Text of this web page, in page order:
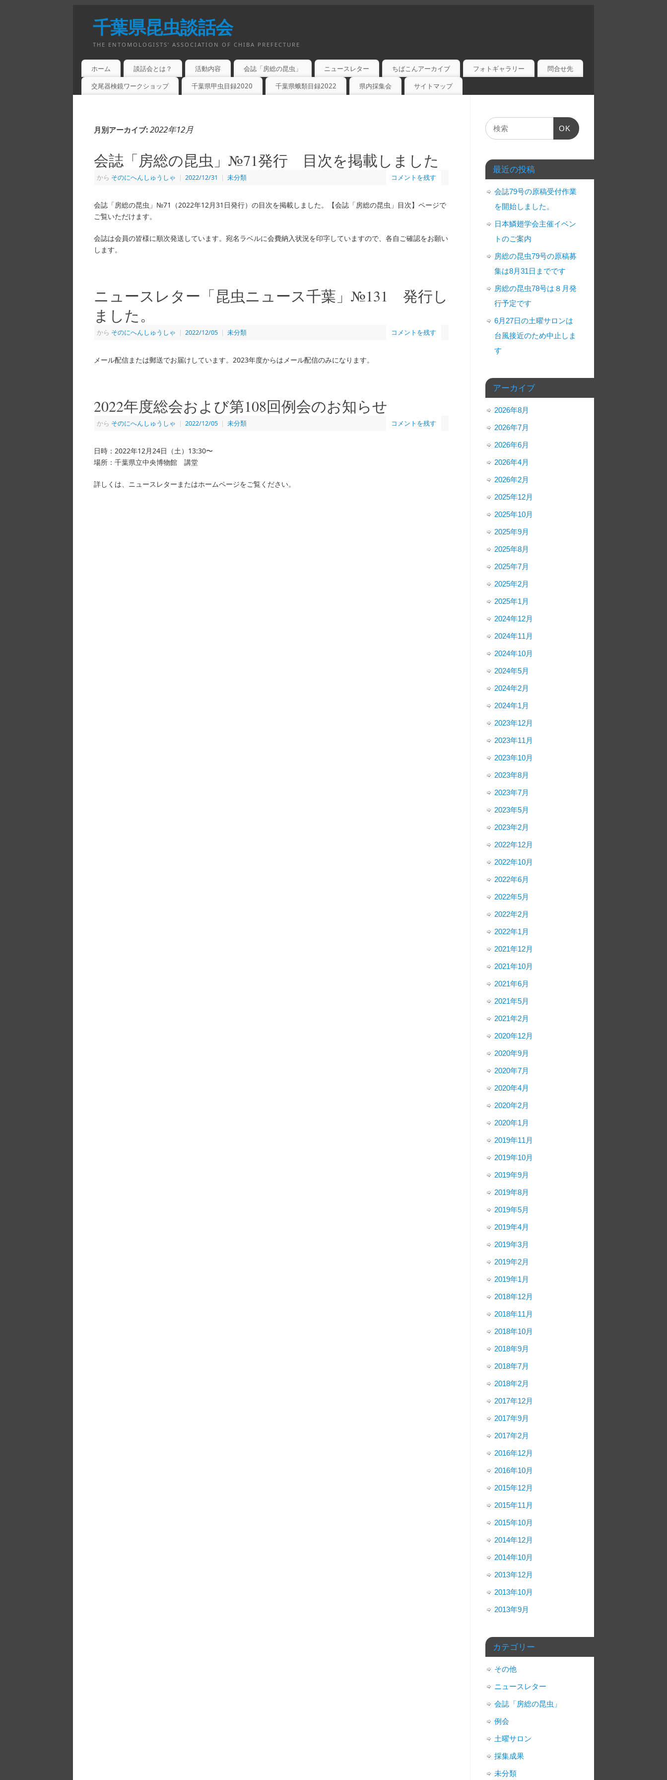
千葉県昆虫談話会
THE ENTOMOLOGISTS’ ASSOCIATION OF CHIBA PREFECTURE
ホーム 談話会とは？ 活動内容 会誌「房総の昆虫」 ニュースレター ちばこんアーカイブ フォトギャラリー
問合せ先
交尾器検鏡ワークショップ
千葉県甲虫目録2020 千葉県蛾類目録2022 県内採集会 サイトマップ
月別アーカイブ:2022年12月
会誌「房総の昆虫」№71発行 目次を掲載しました
から そのにへんしゅうしゃ | 2022/12/31 | 未分類 コメントを残す
会誌「房総の昆虫」№71（2022年12月31日発行）の目次を掲載しました。【会誌「房総の昆虫」目次】ページで
ご覧いただけます。
会誌は会員の皆様に順次発送しています。宛名ラベルに会費納入状況を印字していますので、各自ご確認をお願い
します。
ニュースレター「昆虫ニュース千葉」№131 発行し
ました。
から そのにへんしゅうしゃ | 2022/12/05 | 未分類 コメントを残す
メール配信または郵送でお届けしています。2023年度からはメール配信のみになります。
2022年度総会および第108回例会のお知らせ
から そのにへんしゅうしゃ | 2022/12/05 | 未分類 コメントを残す
日時：2022年12月24日（土）13:30〜
場所：千葉県立中央博物館 講堂
詳しくは、ニュースレターまたはホームページをご覧ください。
OK
最近の投稿
会誌79号の原稿受付作業
を開始しました。
日本鱗翅学会主催イベン
トのご案内
房総の昆虫79号の原稿募
集は8月31日までです
房総の昆虫78号は８月発
行予定です
6月27日の土曜サロンは
台風接近のため中止しま
す
アーカイブ
2026年8月
2026年7月
2026年6月
2026年4月
2026年2月
2025年12月
2025年10月
2025年9月
2025年8月
2025年7月
2025年2月
2025年1月
2024年12月
2024年11月
2024年10月
2024年5月
2024年2月
2024年1月
2023年12月
2023年11月
2023年10月
2023年8月
2023年7月
2023年5月
2023年2月
2022年12月
2022年10月
2022年6月
2022年5月
2022年2月
2022年1月
2021年12月
2021年10月
2021年6月
2021年5月
2021年2月
2020年12月
2020年9月
2020年7月
2020年4月
2020年2月
2020年1月
2019年11月
2019年10月
2019年9月
2019年8月
2019年5月
2019年4月
2019年3月
2019年2月
2019年1月
2018年12月
2018年11月
2018年10月
2018年9月
2018年7月
2018年2月
2017年12月
2017年9月
2017年2月
2016年12月
2016年10月
2015年12月
2015年11月
2015年10月
2014年12月
2014年10月
2013年12月
2013年10月
2013年9月
カテゴリー
その他
ニュースレター
会誌「房総の昆虫」
例会
土曜サロン
採集成果
未分類